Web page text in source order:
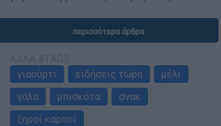
περισσότερα άρθρα
γιαούρτι
ειδήσεις τώρα
μέλι
γάλα
μπισκότα
σνακ
ξηροί καρποί